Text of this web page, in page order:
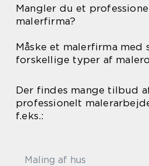
Mangler du et
malerfirma?
Måske et malerfirma med
forskellige typer af
Der findes mange tilbud
professionelt
f.eks.:
Maling af hus